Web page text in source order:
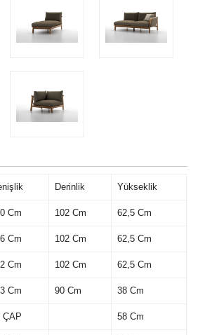
Derinlik Yükseklik
Cm 102 Cm 62,5 Cm
Cm 102 Cm 62,5 Cm
Cm 102 Cm 62,5 Cm
Cm 90 Cm 38 Cm
ÇAP 58 Cm